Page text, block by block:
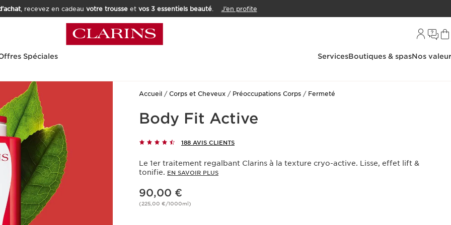
, recevez en cadeau votre trousseet vos 3 essentiels beauté. J’en profite
Spéciales ServicesBoutiques & spasNos
Accueil Corps et Cheveux Préoccupations Corps Fermeté
Body Fit Active
188 AVIS CLIENTS
Le 1er traitement regalbant Clarins à la texture cryo-active. Lisse, effet lift &
tonifie. EN SAVOIR PLUS
Nouveau prix 90,00 €
90,00 €
(225,00 €/1000ml)